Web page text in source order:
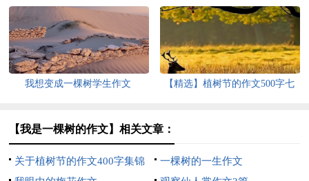
集八篇
我想变成一棵树学生作文
【精选】植树节的作文500字七
【我是一棵树的作文】相关文章：
关于植树节的作文400字集锦
一棵树的一生作文